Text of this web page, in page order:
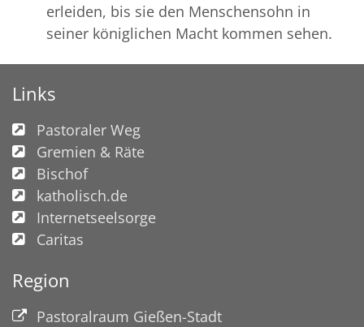
erleiden, bis sie den Menschensohn in
seiner königlichen Macht kommen sehen.
Links
Pastoraler Weg
Gremien & Räte
Bischof
katholisch.de
Internetseelsorge
Caritas
Region
Pastoralraum Gießen-Stadt